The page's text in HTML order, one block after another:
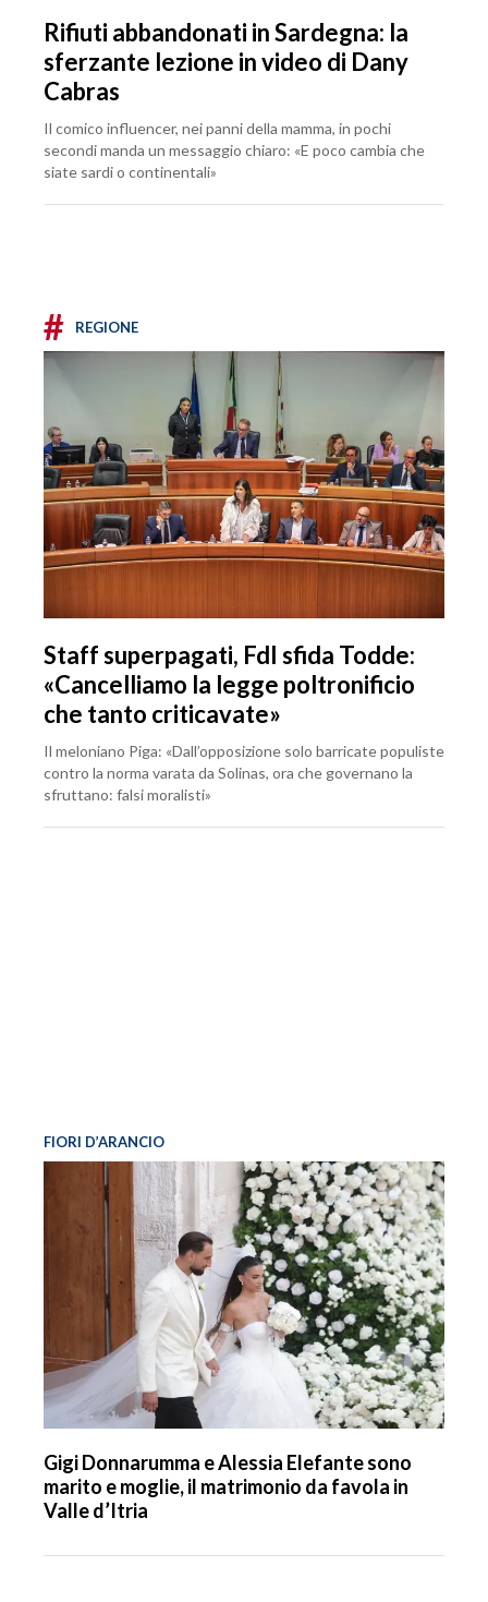
Rifiuti abbandonati in Sardegna: la
sferzante lezione in video di Dany
Cabras
Il comico influencer, nei panni della mamma, in pochi
secondi manda un messaggio chiaro: «E poco cambia che
siate sardi o continentali»
# REGIONE
Staff superpagati, FdI sfida Todde:
«Cancelliamo la legge poltronificio
che tanto criticavate»
Il meloniano Piga: «Dall’opposizione solo barricate populiste
contro la norma varata da Solinas, ora che governano la
sfruttano: falsi moralisti»
FIORI D’ARANCIO
Gigi Donnarumma e Alessia Elefante sono
marito e moglie, il matrimonio da favola in
Valle d’Itria